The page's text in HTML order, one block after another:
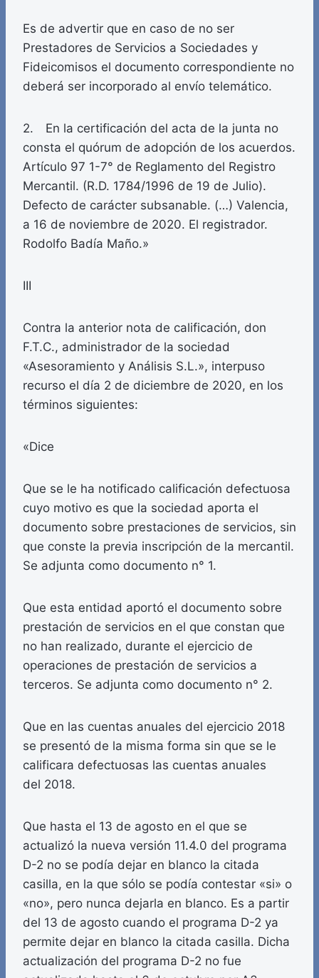
Es de advertir que en caso de no ser
Prestadores de Servicios a Sociedades y
Fideicomisos el documento correspondiente no
deberá ser incorporado al envío telemático.
2. En la certificación del acta de la junta no
consta el quórum de adopción de los acuerdos.
Artículo 97 1-7° de Reglamento del Registro
Mercantil. (R.D. 1784/1996 de 19 de Julio).
Defecto de carácter subsanable. (…) Valencia,
a 16 de noviembre de 2020. El registrador.
Rodolfo Badía Maño.»
III
Contra la anterior nota de calificación, don
F.T.C., administrador de la sociedad
«Asesoramiento y Análisis S.L.», interpuso
recurso el día 2 de diciembre de 2020, en los
términos siguientes:
«Dice
Que se le ha notificado calificación defectuosa
cuyo motivo es que la sociedad aporta el
documento sobre prestaciones de servicios, sin
que conste la previa inscripción de la mercantil.
Se adjunta como documento n° 1.
Que esta entidad aportó el documento sobre
prestación de servicios en el que constan que
no han realizado, durante el ejercicio de
operaciones de prestación de servicios a
terceros. Se adjunta como documento n° 2.
Que en las cuentas anuales del ejercicio 2018
se presentó de la misma forma sin que se le
calificara defectuosas las cuentas anuales
del 2018.
Que hasta el 13 de agosto en el que se
actualizó la nueva versión 11.4.0 del programa
D-2 no se podía dejar en blanco la citada
casilla, en la que sólo se podía contestar «si» o
«no», pero nunca dejarla en blanco. Es a partir
del 13 de agosto cuando el programa D-2 ya
permite dejar en blanco la citada casilla. Dicha
actualización del programa D-2 no fue